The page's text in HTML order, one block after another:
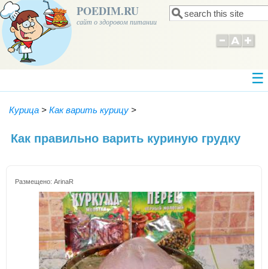
POEDIM.RU
сайт о здоровом питании Форма поиска
Поиск
Курица > Как варить курицу >
Как правильно варить куриную грудку
Размещено: ArinaR